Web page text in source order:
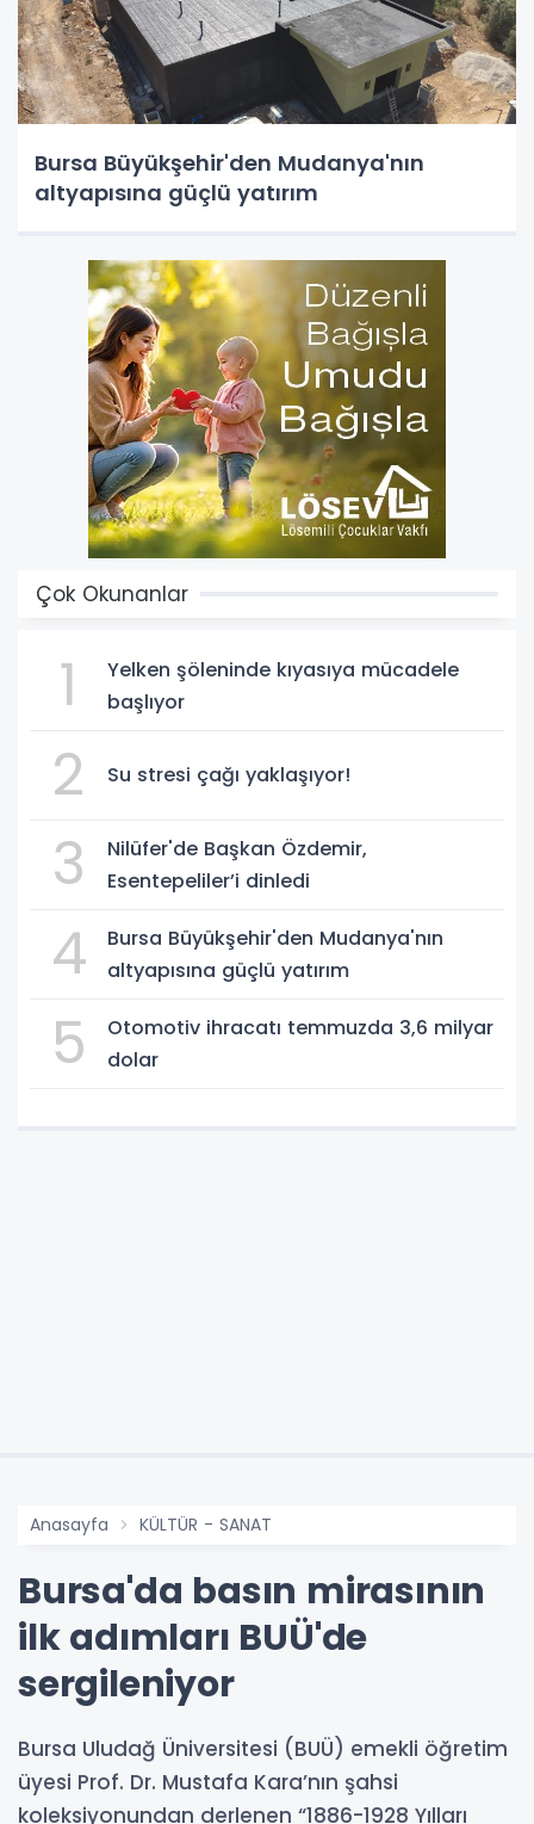
Bursa Büyükşehir'den Mudanya'nın
altyapısına güçlü yatırım
Çok Okunanlar
1
Yelken şöleninde kıyasıya mücadele
başlıyor
2 Su stresi çağı yaklaşıyor!
3
Nilüfer'de Başkan Özdemir,
Esentepeliler’i dinledi
4
Bursa Büyükşehir'den Mudanya'nın
altyapısına güçlü yatırım
5
Otomotiv ihracatı temmuzda 3,6 milyar
dolar
Anasayfa KÜLTÜR - SANAT
Bursa'da basın mirasının
ilk adımları BUÜ'de
sergileniyor
Bursa Uludağ Üniversitesi (BUÜ) emekli öğretim
üyesi Prof. Dr. Mustafa Kara’nın şahsi
koleksiyonundan derlenen “1886-1928 Yılları